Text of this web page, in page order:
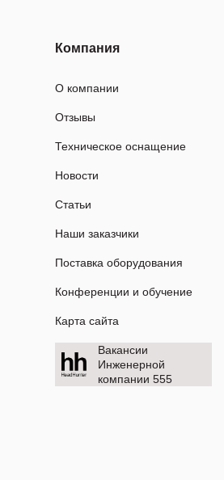
Компания
О компании
Отзывы
Техническое оснащение
Новости
Статьи
Наши заказчики
Поставка оборудования
Конференции и обучение
Карта сайта
Вакансии
Инженерной
компании 555